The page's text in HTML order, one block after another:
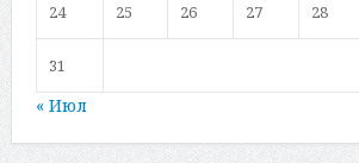
24 25 26 27 28
31
« Июл